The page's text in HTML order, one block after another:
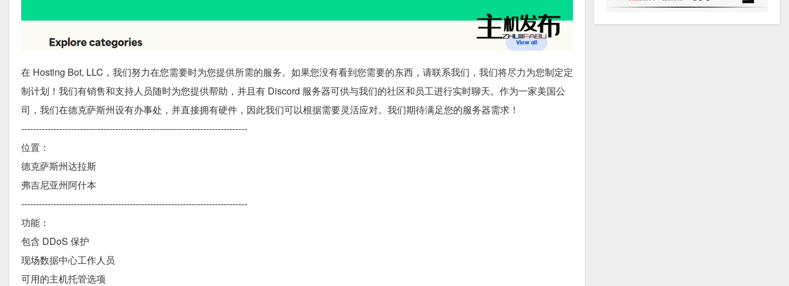
在 Hosting Bot, LLC，我们努力在您需要时为您提供所需的服务。如果您没有看到您需要的东西，请联系我们，我们将尽力为您制定定
制计划！我们有销售和支持人员随时为您提供帮助，并且有 Discord 服务器可供与我们的社区和员工进行实时聊天。作为一家美国公
司，我们在德克萨斯州设有办事处，并直接拥有硬件，因此我们可以根据需要灵活应对。我们期待满足您的服务器需求！
-----------------------------------------------------------------------------
位置：
德克萨斯州达拉斯
弗吉尼亚州阿什本
-----------------------------------------------------------------------------
功能：
包含 DDoS 保护
现场数据中心工作人员
可用的主机托管选项